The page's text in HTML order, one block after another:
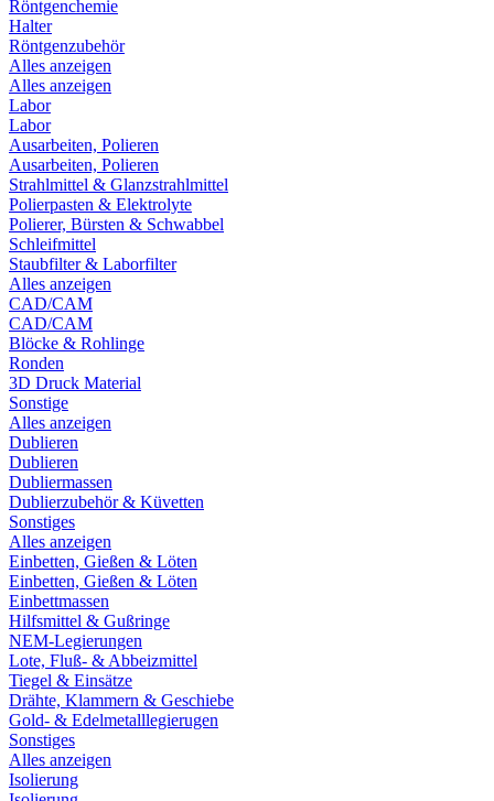
Röntgenchemie
Halter
Röntgenzubehör
Alles anzeigen
Alles anzeigen
Labor
Labor
Ausarbeiten, Polieren
Ausarbeiten, Polieren
Strahlmittel & Glanzstrahlmittel
Polierpasten & Elektrolyte
Polierer, Bürsten & Schwabbel
Schleifmittel
Staubfilter & Laborfilter
Alles anzeigen
CAD/CAM
CAD/CAM
Blöcke & Rohlinge
Ronden
3D Druck Material
Sonstige
Alles anzeigen
Dublieren
Dublieren
Dubliermassen
Dublierzubehör & Küvetten
Sonstiges
Alles anzeigen
Einbetten, Gießen & Löten
Einbetten, Gießen & Löten
Einbettmassen
Hilfsmittel & Gußringe
NEM-Legierungen
Lote, Fluß- & Abbeizmittel
Tiegel & Einsätze
Drähte, Klammern & Geschiebe
Gold- & Edelmetalllegierugen
Sonstiges
Alles anzeigen
Isolierung